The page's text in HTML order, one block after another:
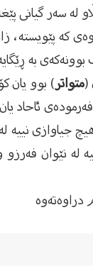
سەر گیانى
كە
بە
(متواتر) بوو یان
ئاحاد
هیچ جیاوازى
لە نێوان
دراوەتەوە